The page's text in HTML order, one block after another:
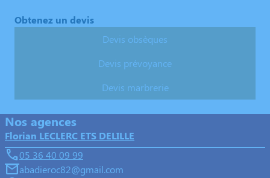
Obtenez un devis
Devis obsèques
Devis prévoyance
Devis marbrerie
Nos agences
Florian LECLERC ETS DELILLE
05 36 40 09 99
abadieroc82@gmail.com